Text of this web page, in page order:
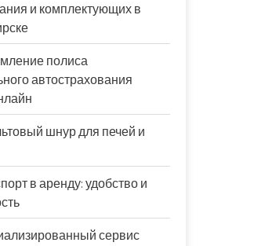
и комплектующих в
полиса
автострахования
шнур для печей и
в аренду: удобство и
сервис